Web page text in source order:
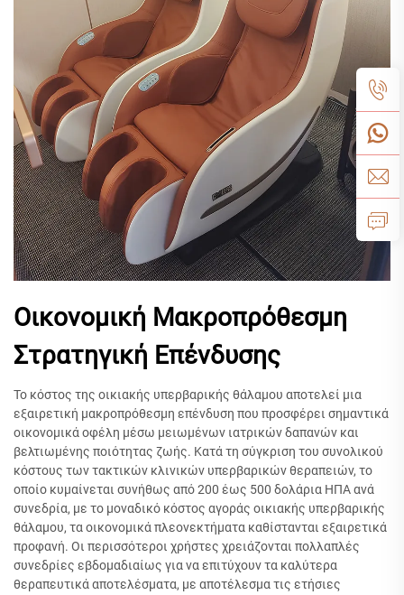
Οικονομική Μακροπρόθεσμη
Στρατηγική Επένδυσης
Το κόστος της οικιακής υπερβαρικής θάλαμου αποτελεί μια
εξαιρετική μακροπρόθεσμη επένδυση που προσφέρει σημαντικά
οικονομικά οφέλη μέσω μειωμένων ιατρικών δαπανών και
βελτιωμένης ποιότητας ζωής. Κατά τη σύγκριση του συνολικού
κόστους των τακτικών κλινικών υπερβαρικών θεραπειών, το
οποίο κυμαίνεται συνήθως από 200 έως 500 δολάρια ΗΠΑ ανά
συνεδρία, με το μοναδικό κόστος αγοράς οικιακής υπερβαρικής
θάλαμου, τα οικονομικά πλεονεκτήματα καθίστανται εξαιρετικά
προφανή. Οι περισσότεροι χρήστες χρειάζονται πολλαπλές
συνεδρίες εβδομαδιαίως για να επιτύχουν τα καλύτερα
θεραπευτικά αποτελέσματα, με αποτέλεσμα τις ετήσιες